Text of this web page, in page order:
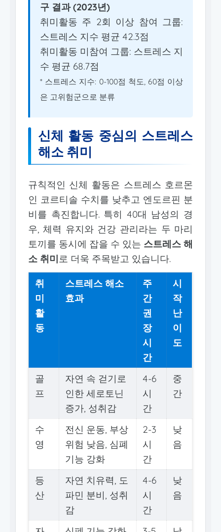
구 결과 (2023년)
취미활동 주 2회 이상 참여 그룹:
스트레스 지수 평균 42.3점
취미활동 미참여 그룹: 스트레스 지
수 평균 68.7점
* 스트레스 지수: 0-100점 척도, 60점 이상
은 고위험군으로 분류
신체 활동 중심의 스트레스
해소 취미
규칙적인 신체 활동은 스트레스 호르몬
인 코르티솔 수치를 낮추고 엔도르핀 분
비를 촉진합니다. 특히 40대 남성의 경
우, 체력 유지와 건강 관리라는 두 마리
토끼를 동시에 잡을 수 있는 스트레스 해
소 취미로 더욱 주목받고 있습니다.
취
미
활
동
스트레스 해소
효과
주
간
권
장
시
간
시
작
난
이
도
골
프
자연 속 걷기로
인한 세로토닌
증가, 성취감
4-6
시
간
중
간
수
영
전신 운동, 부상
위험 낮음, 심폐
기능 강화
2-3
시
간
낮
음
등
산
자연 치유력, 도
파민 분비, 성취
감
4-6
시
간
낮
음